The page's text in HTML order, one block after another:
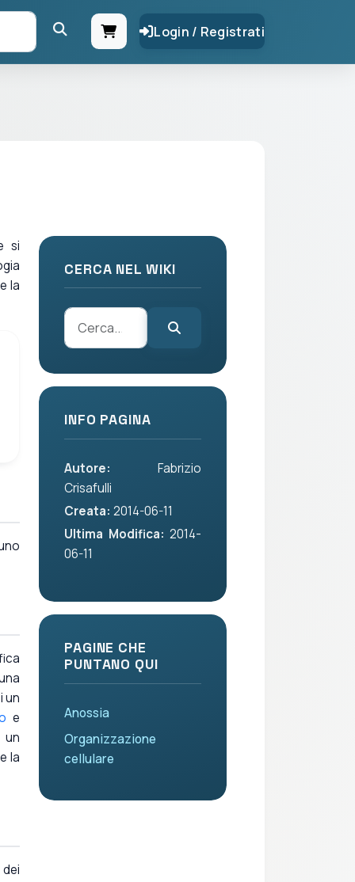
Login / Registrati
si
la
un
e
un
la
CERCA NEL WIKI
INFO PAGINA
Autore: Fabrizio
Crisafulli
Creata: 2014-06-11
Ultima Modifica: 2014-
06-11
PAGINE CHE
PUNTANO QUI
Anossia
Organizzazione
cellulare